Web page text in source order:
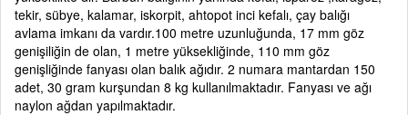
tekir, sübye, kalamar, iskorpit, ahtopot inci kefalı, çay balığı
avlama imkanı da vardır.100 metre uzunluğunda, 17 mm göz
genişiliğin de olan, 1 metre yüksekliğinde, 110 mm göz
genişliğinde fanyası olan balık ağıdır. 2 numara mantardan 150
adet, 30 gram kurşundan 8 kg kullanılmaktadır. Fanyası ve ağı
naylon ağdan yapılmaktadır.